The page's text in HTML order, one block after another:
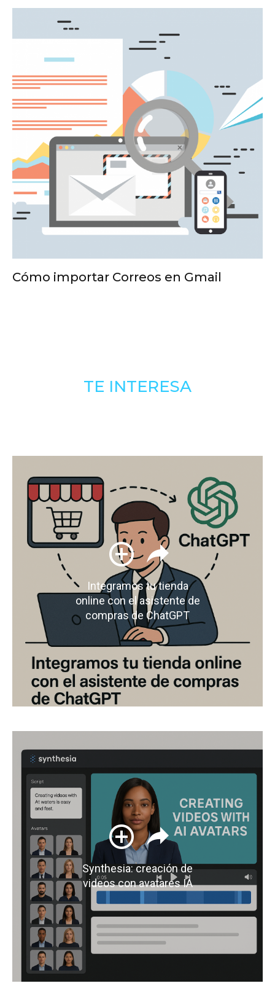
Cómo importar Correos en Gmail
TE INTERESA
Integramos tu tienda
online con el asistente de
compras de ChatGPT
Synthesia: creación de
videos con avatares IA